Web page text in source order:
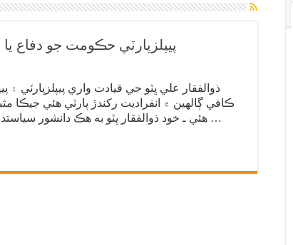
پيپلزپارٽي حڪومت جو دفاع
ذوالفقار علي ڀٽو جي قيادت واري پيپلزپارٽي
ڪافي ڳالهين ۾ انفراديت رکندڙ پارٽي هئي
هئي ـ خود ذوالفقار ڀٽو به هڪ دانشور سياستدان ۽ عالمي سياست ۽ تاريخ جي ڄاڻ رکندڙ …